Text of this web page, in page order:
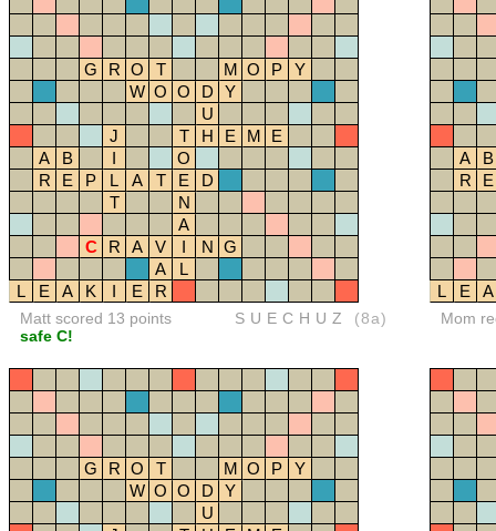
G R O T M O P
Y
W O O D
Y
U
J
T H E M
E
A
B I
O
R
E P L A T E
D
T
N
A
C
R A V I N G
A
L
L
E A K I E R
Matt scored 13 points
safe C!
SUECHUZ (8a)
A
B
R
E
L E A
Mom
G R O T M O P
Y
W O O D
Y
U